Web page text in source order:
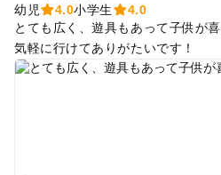
幼児 4.0小学生
4.0
とても広く、遊具もあって子供が
気軽に行けてありがたいです！